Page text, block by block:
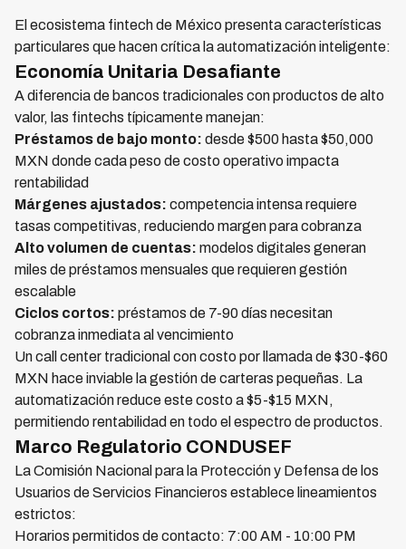
El ecosistema fintech de México presenta características
particulares que hacen crítica la automatización inteligente:
Economía Unitaria Desafiante
A diferencia de bancos tradicionales con productos de alto
valor, las fintechs típicamente manejan:
Préstamos de bajo monto: desde $500 hasta $50,000
MXN donde cada peso de costo operativo impacta
rentabilidad
Márgenes ajustados: competencia intensa requiere
tasas competitivas, reduciendo margen para cobranza
Alto volumen de cuentas: modelos digitales generan
miles de préstamos mensuales que requieren gestión
escalable
Ciclos cortos: préstamos de 7-90 días necesitan
cobranza inmediata al vencimiento
Un call center tradicional con costo por llamada de $30-$60
MXN hace inviable la gestión de carteras pequeñas. La
automatización reduce este costo a $5-$15 MXN,
permitiendo rentabilidad en todo el espectro de productos.
Marco Regulatorio CONDUSEF
La Comisión Nacional para la Protección y Defensa de los
Usuarios de Servicios Financieros establece lineamientos
estrictos:
Horarios permitidos de contacto: 7:00 AM - 10:00 PM